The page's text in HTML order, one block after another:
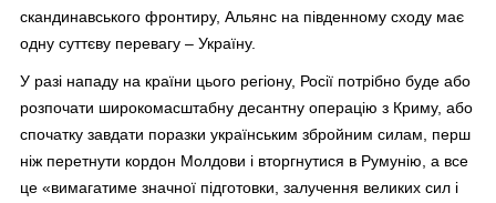
скандинавського фронтиру, Альянс на південному сходу має
одну суттєву перевагу – Україну.
У разі нападу на країни цього регіону, Росії потрібно буде або
розпочати широкомасштабну десантну операцію з Криму, або
спочатку завдати поразки українським збройним силам, перш
ніж перетнути кордон Молдови і вторгнутися в Румунію, а все
це «вимагатиме значної підготовки, залучення великих сил і